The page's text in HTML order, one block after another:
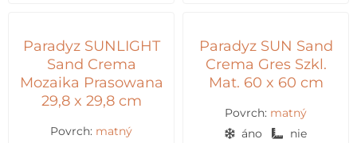
Paradyz SUNLIGHT
Sand Crema
Mozaika Prasowana
29,8 x 29,8 cm
Povrch: matný
Paradyz SUN Sand
Crema Gres Szkl.
Mat. 60 x 60 cm
Povrch: matný
áno
nie